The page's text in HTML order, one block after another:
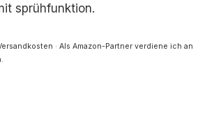
sprühfunktion.
· Als Amazon-Partner verdiene ich an